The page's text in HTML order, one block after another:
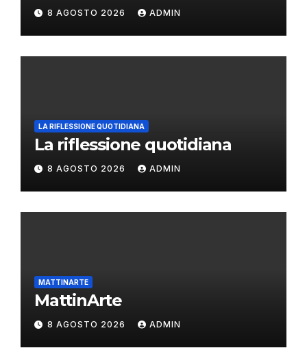
8 AGOSTO 2026 ADMIN
LA RIFLESSIONE QUOTIDIANA
La riflessione quotidiana
8 AGOSTO 2026 ADMIN
MATTINARTE
MattinArte
8 AGOSTO 2026 ADMIN